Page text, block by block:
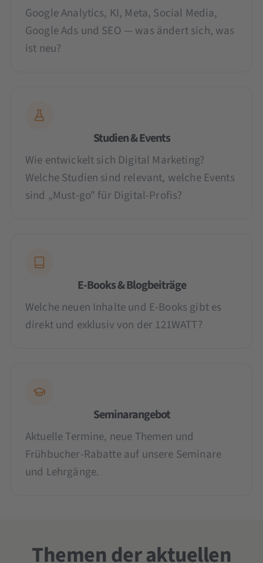
Google Analytics, KI, Meta, Social Media,
Google Ads und SEO — was ändert sich, was
ist neu?
Studien & Events
Wie entwickelt sich Digital Marketing?
Welche Studien sind relevant, welche Events
sind „Must-go" für Digital-Profis?
E-Books & Blogbeiträge
Welche neuen Inhalte und E-Books gibt es
direkt und exklusiv von der 121WATT?
Seminarangebot
Aktuelle Termine, neue Themen und
Frühbucher-Rabatte auf unsere Seminare
und Lehrgänge.
Themen der aktuellen